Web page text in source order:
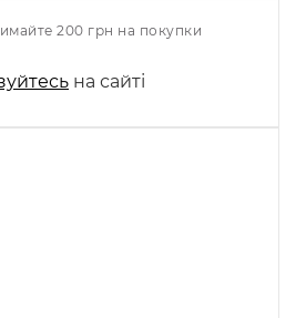
200 грн на покупки
на сайті